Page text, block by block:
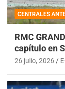
CENTRALES
RMC
capítulo en
26 julio, 2026